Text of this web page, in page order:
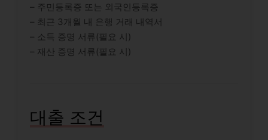
– 주민등록증 또는 외국인등록증
– 최근 3개월 내 은행 거래 내역서
– 소득 증명 서류(필요 시)
– 재산 증명 서류(필요 시)
대출 조건